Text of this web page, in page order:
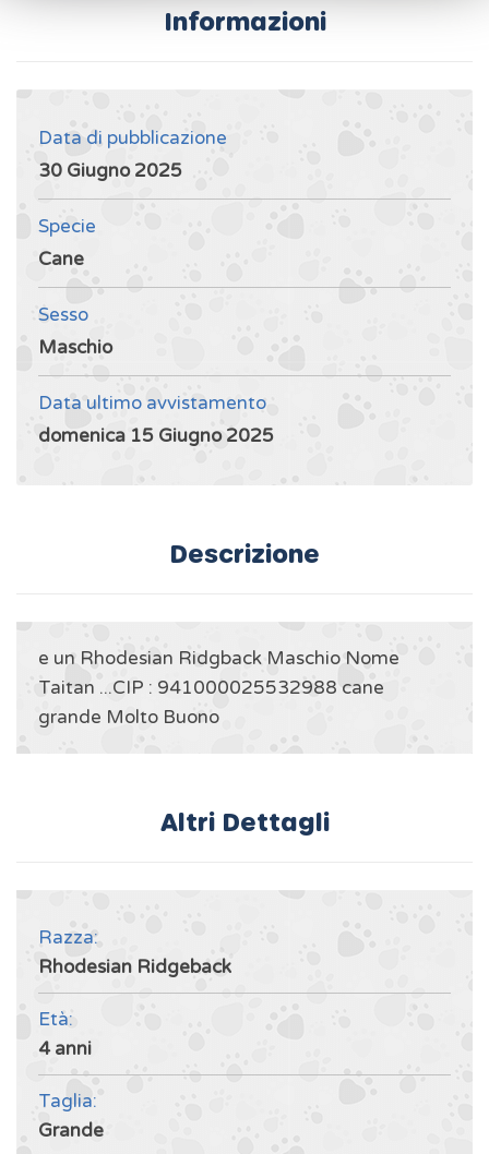
Informazioni
Data di pubblicazione
30 Giugno 2025
Specie
Cane
Sesso
Maschio
Data ultimo avvistamento
domenica 15 Giugno 2025
Descrizione
e un Rhodesian Ridgback Maschio Nome
Taitan ...CIP : 941000025532988 cane
grande Molto Buono
Altri Dettagli
Razza:
Rhodesian Ridgeback
Età:
4 anni
Taglia:
Grande